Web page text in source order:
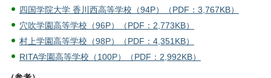
四国学院大学 香川西高等学校（94P）（PDF：3,767KB）
穴吹学園高等学校（96P）（PDF：2,773KB）
村上学園高等学校（98P）（PDF：4,351KB）
RITA学園高等学校（100P）（PDF：2,992KB）